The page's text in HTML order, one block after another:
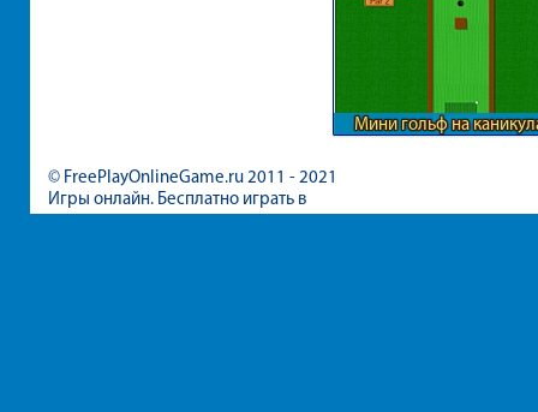
Мини гольф на
© FreePlayOnlineGame.ru 2011 - 2021
Игры онлайн. Бесплатно играть в
игры для девочек и мальчиков